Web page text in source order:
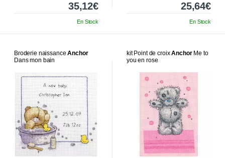
35,12€
En Stock
25,64€
En Stock
Broderie naissanceAnchor
Dans mon bain
kit Point de croixAnchorMe to
you en rose